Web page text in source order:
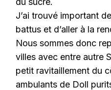
J’ai trouvé important
battus et d’aller à la
Nous sommes donc
villes avec entre autre
petit ravitaillement du
ambulants de Doll